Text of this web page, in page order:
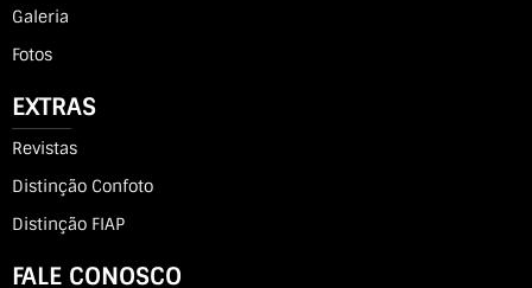
Galeria
Fotos
EXTRAS
Revistas
Distinção Confoto
Distinção FIAP
FALE CONOSCO